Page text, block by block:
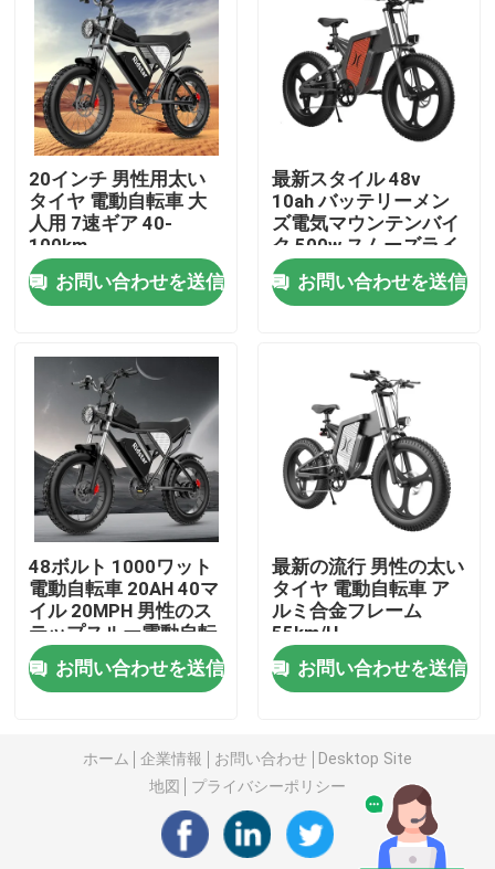
工場旅行
品質管理
引用を要求しなさい
リッドスター電動自転車
折りたたむ太いタイヤ 電動自転車
電気 都市 自転車
ファットタイヤ 電動マウンテンバイク
完全懸垂 電動マウンテンバイク
折る電気マウンテン バイク
オフロード 脂肪タイヤ 電動自転車
男性用電動自転車
20インチ電動自転車
20インチ 男性用太い
タイヤ 電動自転車 大
人用 7速ギア 40-
100km
お問い合わせを送信
最新スタイル 48v
10ah バッテリーメン
ズ電気マウンテンバイ
ク 500w スムーズライ
ディング
お問い合わせを送信
48ボルト 1000ワット
電動自転車 20AH 40マ
イル 20MPH 男性のス
テップスルー電動自転
車
お問い合わせを送信
最新の流行 男性の太い
タイヤ 電動自転車 ア
ルミ合金フレーム
55km/H
お問い合わせを送信
ホーム 企業情報 お問い合わせ
Desktop Site
地図
プライバシーポリシー